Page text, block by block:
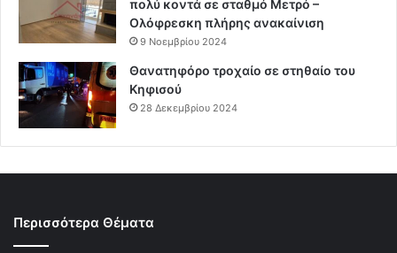
πολύ κοντά σε σταθμό Μετρό –
Ολόφρεσκη πλήρης ανακαίνιση
9 Νοεμβρίου 2024
Θανατηφόρο τροχαίο σε στηθαίο του
Κηφισού
28 Δεκεμβρίου 2024
Περισσότερα Θέματα